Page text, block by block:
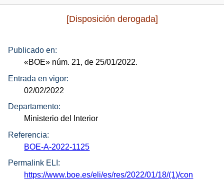
[Disposición derogada]
Publicado en:
«BOE» núm. 21, de 25/01/2022.
Entrada en vigor:
02/02/2022
Departamento:
Ministerio del Interior
Referencia:
BOE-A-2022-1125
Permalink ELI:
https://www.boe.es/eli/es/res/2022/01/18/(1)/con